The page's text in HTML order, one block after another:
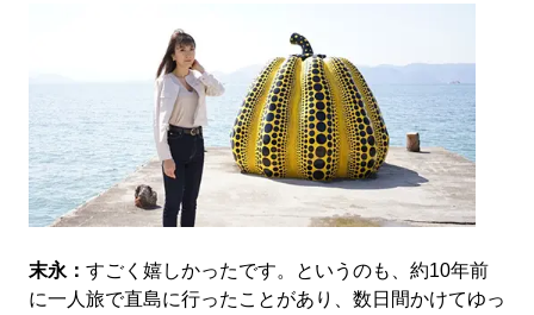
末永： すごく嬉しかったです。というのも、約10年前
に一人旅で直島に行ったことがあり、数日間かけてゆっ